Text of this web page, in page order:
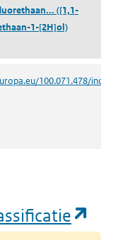
([1,1-
1-[2H]ol)
100.071.478/